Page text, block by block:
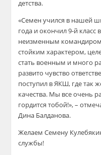
детства.
«Семен учился в нашей
года и окончил 9-й
неизменным командиром
стойким характером,
стать военным и много
развито чувство
поступил в ЯКШ, где так
качества. Мы все очень
гордится тобой!», –
Дина Балданова.
Желаем Семену
службы!